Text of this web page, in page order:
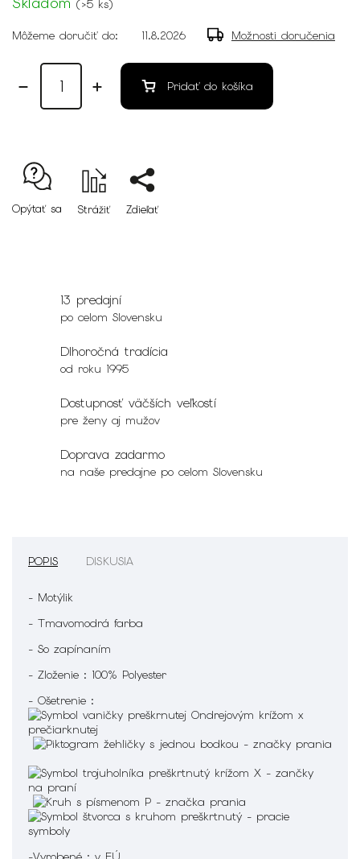
(>5 ks)
Môžeme doručiť do: 11.8.2026 Možnosti doručenia
Pridať do košíka
Opýtať sa Strážiť Zdieľať
13 predajní
po celom Slovensku
Dlhoročná tradícia
od roku 1995
Dostupnosť väčších veľkostí
pre ženy aj mužov
Doprava zadarmo
na naše predajne po celom Slovensku
POPIS DISKUSIA
- Motýlik
- Tmavomodrá farba
- So zapínaním
- Zloženie : 100% Polyester
- Ošetrenie :